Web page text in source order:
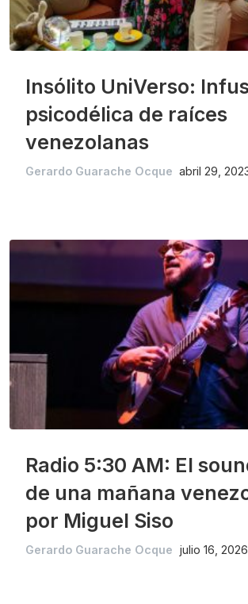
Insólito UniVerso:
psicodélica de raíces
venezolanas
Gerardo Guarache Ocque abril 29,
Radio 5:30 AM: El
de una mañana
por Miguel Siso
Gerardo Guarache Ocque julio 16, 2026